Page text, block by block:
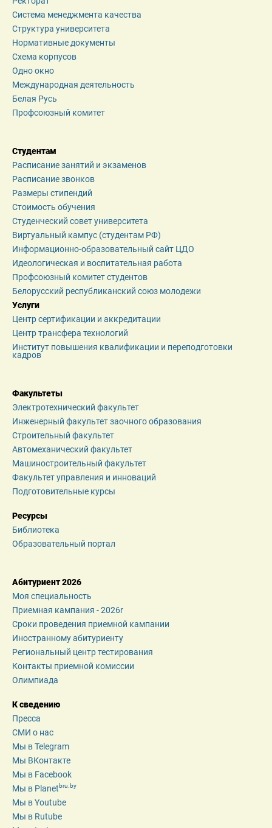
Система менеджмента качества
Структура университета
Нормативные документы
Схема корпусов
Одно окно
Международная деятельность
Белая Русь
Профсоюзный комитет
Студентам
Расписание занятий и экзаменов
Расписание звонков
Размеры стипендий
Стоимость обучения
Студенческий совет университета
Виртуальный кампус (студентам РФ)
Информационно-образовательный сайт ЦДО
Идеологическая и воспитательная работа
Профсоюзный комитет студентов
Белорусский республиканский союз молодежи
Услуги
Центр сертификации и аккредитации
Центр трансфера технологий
Институт повышения квалификации и переподготовки
кадров
Факультеты
Электротехнический факультет
Инженерный факультет заочного образования
Строительный факультет
Автомеханический факультет
Машиностроительный факультет
Факультет управления и инноваций
Подготовительные курсы
Ресурсы
Библиотека
Образовательный портал
Абитуриент 2026
Моя специальность
Приемная кампания - 2026r
Сроки проведения приемной кампании
Иностранному абитуриенту
Региональный центр тестирования
Контакты приемной комиссии
Олимпиада
К сведению
Пресса
СМИ о нас
Мы в Telegram
Мы ВКонтакте
Мы в Facebook
Мы в Planetbru.by
Мы в Youtube
Мы в Rutube